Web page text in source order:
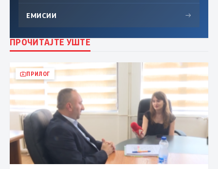
ЕМИСИИ →
ПРОЧИТАЈТЕ УШТЕ
ПРИЛОГ